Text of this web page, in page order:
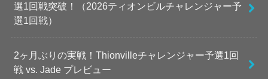
選1回戦突破！（2026ティオンビルチャレンジャー予
選1回戦）
2ヶ月ぶりの実戦！Thionvilleチャレンジャー予選1回
戦 vs. Jade プレビュー